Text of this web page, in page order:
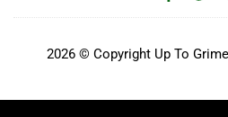
2026 © Copyright Up To